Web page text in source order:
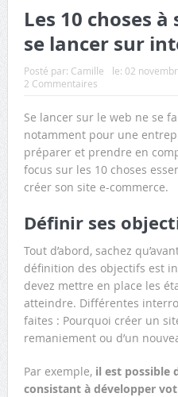
Les 10 choses
se lancer sur
Posté par: Camille le: 02
2 Commentaires
Se lancer sur le web ne se
notamment pour une
préparer et prendre en
focus sur les 10 choses
créer son site e-commerce.
Définir ses
Tout d’abord, sachez
définition des objectifs est
devez mettre en place les
atteindre. Différentes
faites : Pourquoi créer un
remaniement ou d’un
Par exemple, il est possible
consistant à développer